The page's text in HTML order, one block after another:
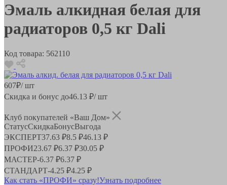
Эмаль алкидная белая для
радиаторов 0,5 кг Dali
Код товара: 562110
607₽/ шт
Скидка и бонус до46.13 ₽/ шт
Клуб покупателей «Ваш Дом»
СтатусСкидкаБонусВыгода
ЭКСПЕРТ37.63 ₽8.5 ₽46.13 ₽
ПРОФИ23.67 ₽6.37 ₽30.05 ₽
МАСТЕР-6.37 ₽6.37 ₽
СТАНДАРТ-4.25 ₽4.25 ₽
Как стать «ПРОФИ» сразу!Узнать подробнее